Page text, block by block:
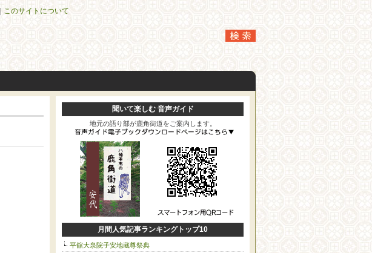
このサイトについて
聞いて楽しむ 音声ガイド
地元の語り部が鹿角街道をご案内します。
月間人気記事ランキングトップ10
平舘大泉院子安地蔵尊祭典